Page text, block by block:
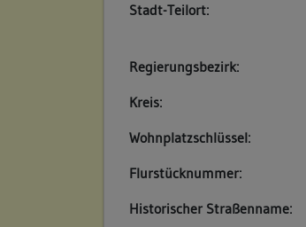
Stadt-Teilort:
Regierungsbezirk:
Kreis:
Wohnplatzschlüssel:
Flurstücknummer:
Historischer Straßenname: